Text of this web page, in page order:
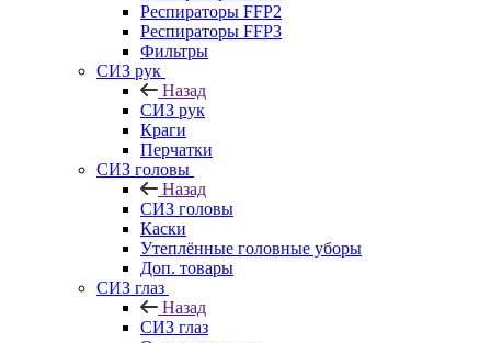
Респираторы FFP2
Респираторы FFP3
Фильтры
СИЗ рук
Назад
СИЗ рук
Краги
Перчатки
СИЗ головы
Назад
СИЗ головы
Каски
Утеплённые головные уборы
Доп. товары
СИЗ глаз
Назад
СИЗ глаз